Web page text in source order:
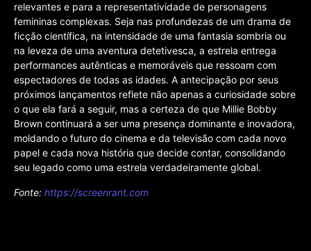
relevantes e para a representatividade de personagens
femininas complexas. Seja nas profundezas de um drama de
ficção científica, na intensidade de uma fantasia sombria ou
na leveza de uma aventura detetivesca, a estrela entrega
performances autênticas e memoráveis que ressoam com
espectadores de todas as idades. A antecipação por seus
próximos lançamentos reflete não apenas a curiosidade sobre
o que ela fará a seguir, mas a certeza de que Millie Bobby
Brown continuará a ser uma presença dominante e inovadora,
moldando o futuro do cinema e da televisão com cada novo
papel e cada nova história que decide contar, consolidando
seu legado como uma estrela verdadeiramente global.
Fonte: https://screenrant.com